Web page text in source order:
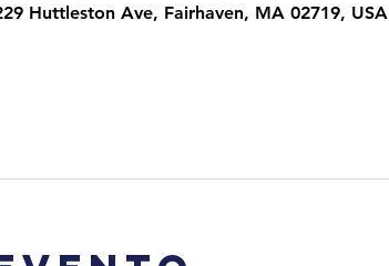
Huttleston Ave, Fairhaven, MA 02719, USA